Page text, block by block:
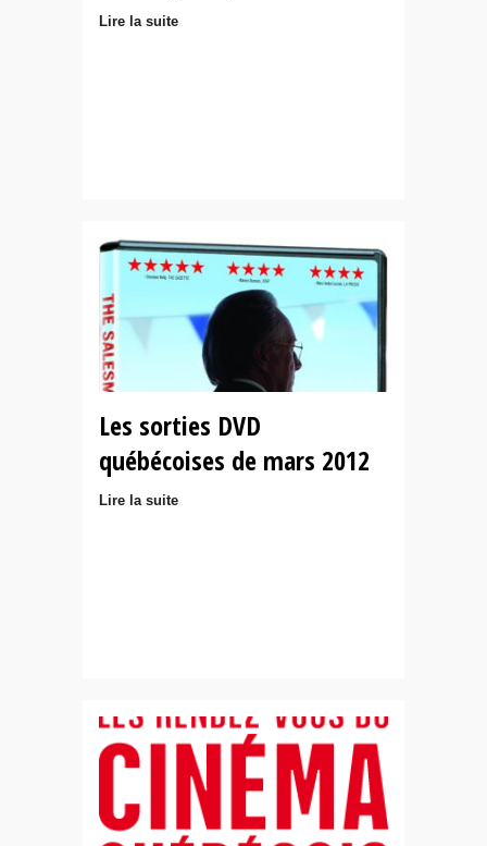
Lire la suite
Les sorties DVD
québécoises de mars 2012
Lire la suite